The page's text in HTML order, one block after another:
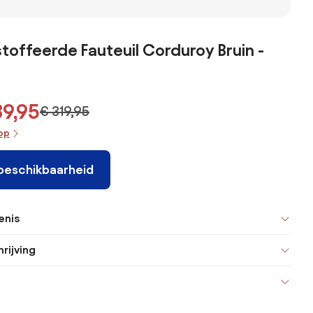
Fauteuil Corduroy Bruin -
€ 319,95